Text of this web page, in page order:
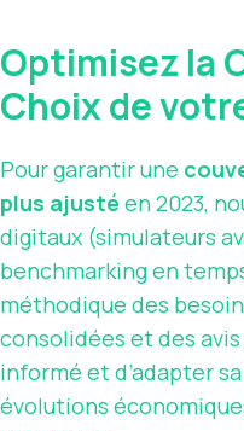
Optimisez la
Choix de
Pour garantir une
plus ajusté en 2023,
digitaux (simulateurs
benchmarking en
méthodique des
consolidées et des
informé et d’adapter
évolutions